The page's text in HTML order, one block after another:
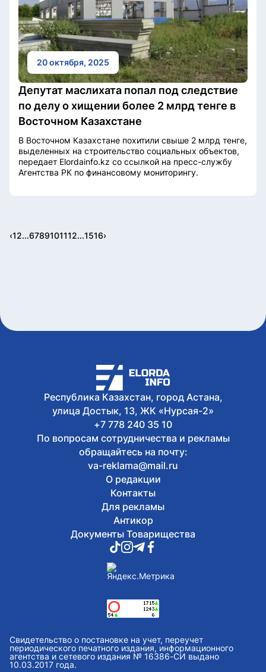
20 октября, 2025
Депутат маслихата попал под следствие
по делу о хищении более 2 млрд тенге в
Восточном Казахстане
В Восточном Казахстане похитили свыше 2 млрд тенге,
выделенных на строительство социальных объектов,
передает Elordainfo.kz со ссылкой на пресс-службу
Агентства РК по финансовому мониторингу.
‹12...6789101112...1516›
Республика Казахстан, город Астана,
улица Достык, 13, ЖК «Нурсая-2»
+7 778 240 35 10
По вопросам сотрудничества и рекламы
обращайтесь на почту:
va-reklama@mail.ru
О редакции
Контакты
Для рекламы
Антикор
Документы Товарищества
Свидетельство о постановке на учет, переучет
периодического печатного издания, информационного
агентства и сетевого издания № 16386-СИ выдано
10.03.2017 года.